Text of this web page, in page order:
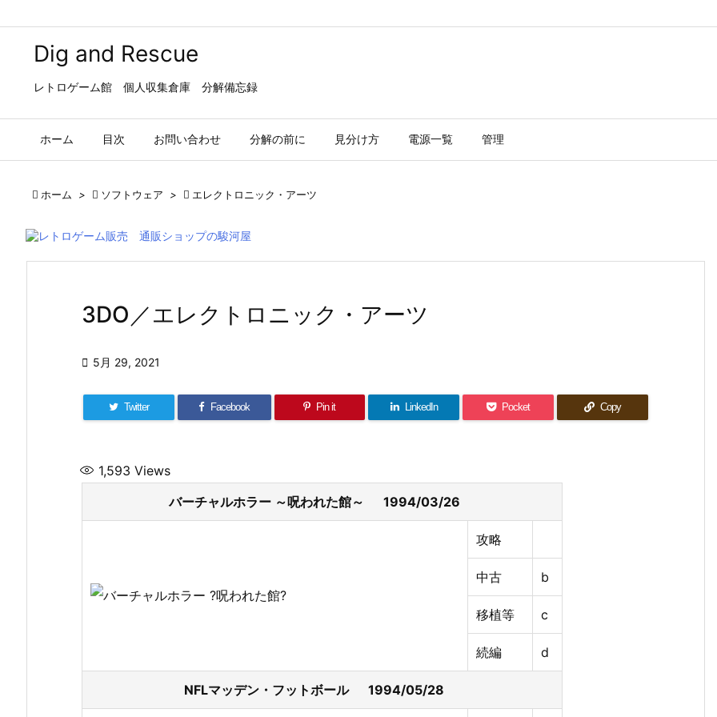
Dig and Rescue
レトロゲーム館 個人収集倉庫 分解備忘録
ホーム 目次 お問い合わせ 分解の前に 見分け方 電源一覧 管理
 ホーム >  ソフトウェア >  エレクトロニック・アーツ
3DO／エレクトロニック・アーツ
 5月 29, 2021
Twitter Facebook Pin it LinkedIn Pocket Copy
1,593 Views
バーチャルホラー ～呪われた館～ 1994/03/26
攻略
中古 b
移植等 c
続編 d
NFLマッデン・フットボール 1994/05/28